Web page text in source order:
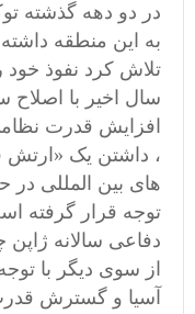
در دو دهه گذشته
به این منطقه
تلاش کرد نفوذ خود
سال اخیر با اصلاح
افزایش قدرت
، داشتن یک
های بین المللی در
توجه قرار گرفته
دفاعی سالانه
از سوی دیگر با